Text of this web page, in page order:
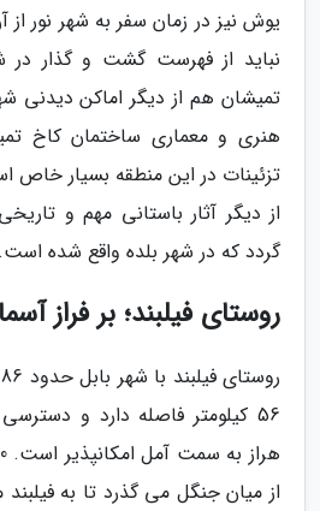
یوش نیز در زمان سفر به شهر نور
نباید از فهرست گشت و گذار در
تمیشان هم از دیگر اماکن دیدنی
هنری و معماری ساختمان کاخ
تزئینات در این منطقه بسیار خاص
از دیگر آثار باستانی مهم و
گردد که در شهر بلده واقع شده است.
روستای فیلبند؛ بر فراز
56 کیلومتر فاصله دارد و
از میان جنگل می گذرد تا به